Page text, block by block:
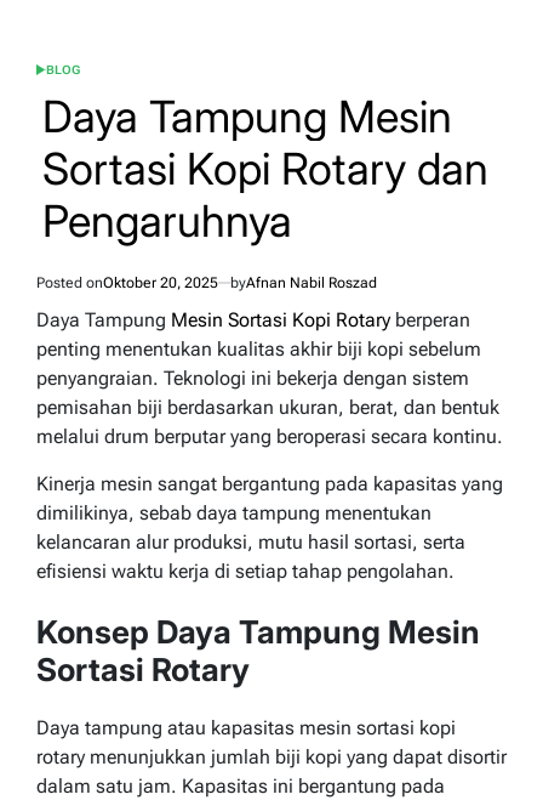
POSTED
BLOG
Daya Tampung Mesin
Sortasi Kopi Rotary dan
Pengaruhnya
Posted onOktober 20, 2025 byAfnan Nabil Roszad
Daya Tampung Mesin Sortasi Kopi Rotary berperan
penting menentukan kualitas akhir biji kopi sebelum
penyangraian. Teknologi ini bekerja dengan sistem
pemisahan biji berdasarkan ukuran, berat, dan bentuk
melalui drum berputar yang beroperasi secara kontinu.
Kinerja mesin sangat bergantung pada kapasitas yang
dimilikinya, sebab daya tampung menentukan
kelancaran alur produksi, mutu hasil sortasi, serta
efisiensi waktu kerja di setiap tahap pengolahan.
Konsep Daya Tampung Mesin
Sortasi Rotary
Daya tampung atau kapasitas mesin sortasi kopi
rotary menunjukkan jumlah biji kopi yang dapat disortir
dalam satu jam. Kapasitas ini bergantung pada